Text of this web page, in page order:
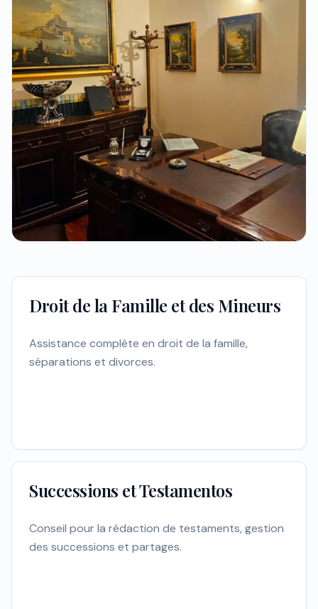
Droit de la Famille et des Mineurs
Assistance complète en droit de la famille,
séparations et divorces.
Successions et Testamentos
Conseil pour la rédaction de testaments, gestion
des successions et partages.